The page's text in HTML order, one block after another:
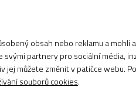
eBikeHK -
obsah nebo reklamu a mohli
partnery pro sociální média,
můžete změnit v patičce webu.
souborů cookies.